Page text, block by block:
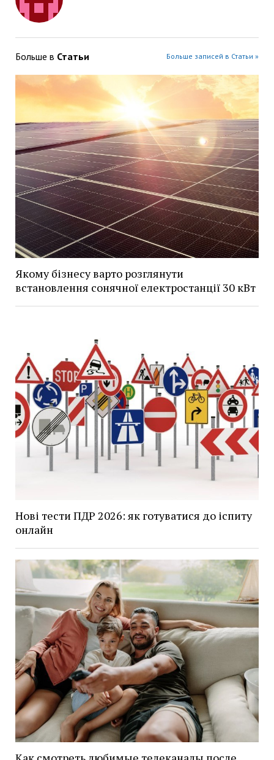
Больше в Статьи Больше записей в Статьи »
Якому бізнесу варто розглянути
встановлення сонячної електростанції 30 кВт
Нові тести ПДР 2026: як готуватися до іспиту
онлайн